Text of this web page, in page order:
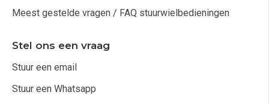
Meest gestelde vragen / FAQ stuurwielbedieningen
Stel ons een vraag
Stuur een email
Stuur een Whatsapp